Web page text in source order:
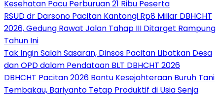
Kesehatan Pacu Perburuan 21 Ribu Peserta
RSUD dr Darsono Pacitan Kantongi Rp8 Miliar DBHCHT
2026, Gedung Rawat Jalan Tahap III Ditarget Rampung
Tahun Ini
Tak Ingin Salah Sasaran, Dinsos Pacitan Libatkan Desa
dan OPD dalam Pendataan BLT DBHCHT 2026
DBHCHT Pacitan 2026 Bantu Kesejahteraan Buruh Tani
Tembakau, Bariyanto Tetap Produktif di Usia Senja